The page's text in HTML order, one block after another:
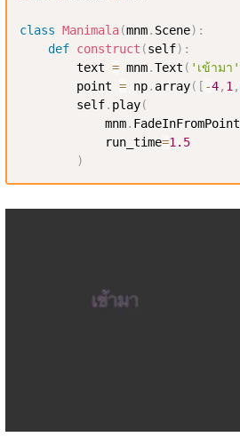
class Manimala(mnm. Scene) :
def construct (self) :
        text
= mnm.Text ( 'เข้ามา'
        point
= np. array( [ -4, 1 ,
        self
. play(
            mnm
. FadeInFromPoint
            run_time
=1.5
)